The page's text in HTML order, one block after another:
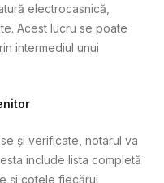
electrocasnică,
Acest lucru se poate
intermediul unui
și verificate, notarul va
include lista completă
și cotele fiecărui